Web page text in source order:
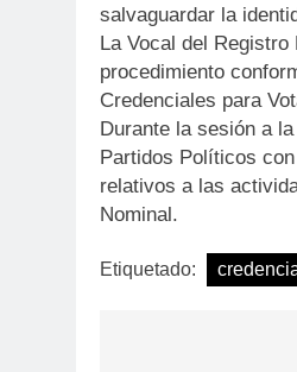
salvaguardar la
La Vocal del
procedimiento
Credenciales para
Durante la sesión a
Partidos Políticos
relativos a las
Nominal.
Etiquetado: